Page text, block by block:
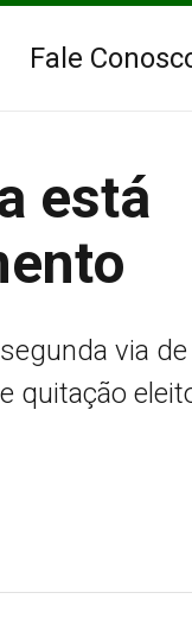
Fale
está
via de
quitação